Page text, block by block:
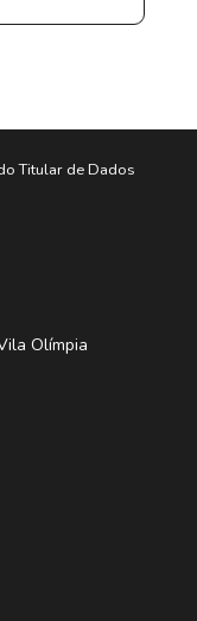
Titular de Dados
Olímpia